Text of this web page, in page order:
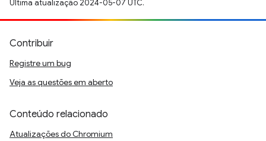
Última atualização 2024-05-07 UTC.
Contribuir
Registre um bug
Veja as questões em aberto
Conteúdo relacionado
Atualizações do Chromium